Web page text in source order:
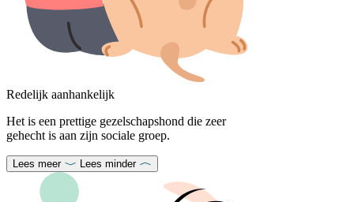
Redelijk aanhankelijk
Het is een prettige gezelschapshond die zeer
gehecht is aan zijn sociale groep.
Lees meer Lees minder